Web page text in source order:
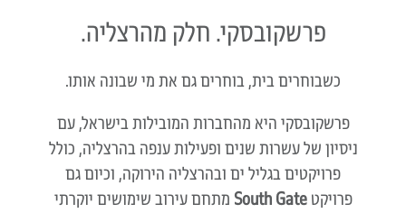
פרשקובסקי. חלק מהרצליה.
כשבוחרים בית, בוחרים גם את מי שבונה אותו.
פרשקובסקי היא מהחברות המובילות בישראל, עם
ניסיון של עשרות שנים ופעילות ענפה בהרצליה, כולל
פרויקטים בגליל ים ובהרצליה הירוקה, וכיום גם
פרויקטSouth Gate מתחם עירוב שימושים יוקרתי